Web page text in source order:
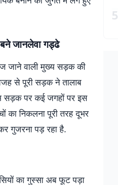
जानलेवा गड्ढे
जाने वाली मुख्य सड़क की
से पूरी सड़क ने तालाब
सड़क पर कई जगहों पर इस
का निकलना पूरी तरह दूभर
गुजरना पड़ रहा है.
का गुस्सा अब फूट पड़ा
5